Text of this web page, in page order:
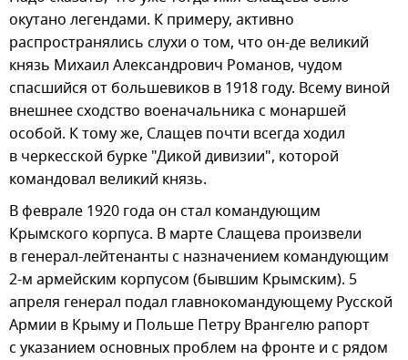
окутано легендами. К примеру, активно
распространялись слухи о том, что он-де великий
князь Михаил Александрович Романов, чудом
спасшийся от большевиков в 1918 году. Всему виной
внешнее сходство военачальника с монаршей
особой. К тому же, Слащев почти всегда ходил
в черкесской бурке "Дикой дивизии", которой
командовал великий князь.
В феврале 1920 года он стал командующим
Крымского корпуса. В марте Слащева произвели
в генерал-лейтенанты с назначением командующим
2-м армейским корпусом (бывшим Крымским). 5
апреля генерал подал главнокомандующему Русской
Армии в Крыму и Польше Петру Врангелю рапорт
с указанием основных проблем на фронте и с рядом